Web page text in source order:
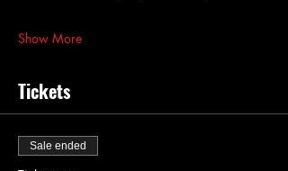
Show More
Tickets
Sale ended